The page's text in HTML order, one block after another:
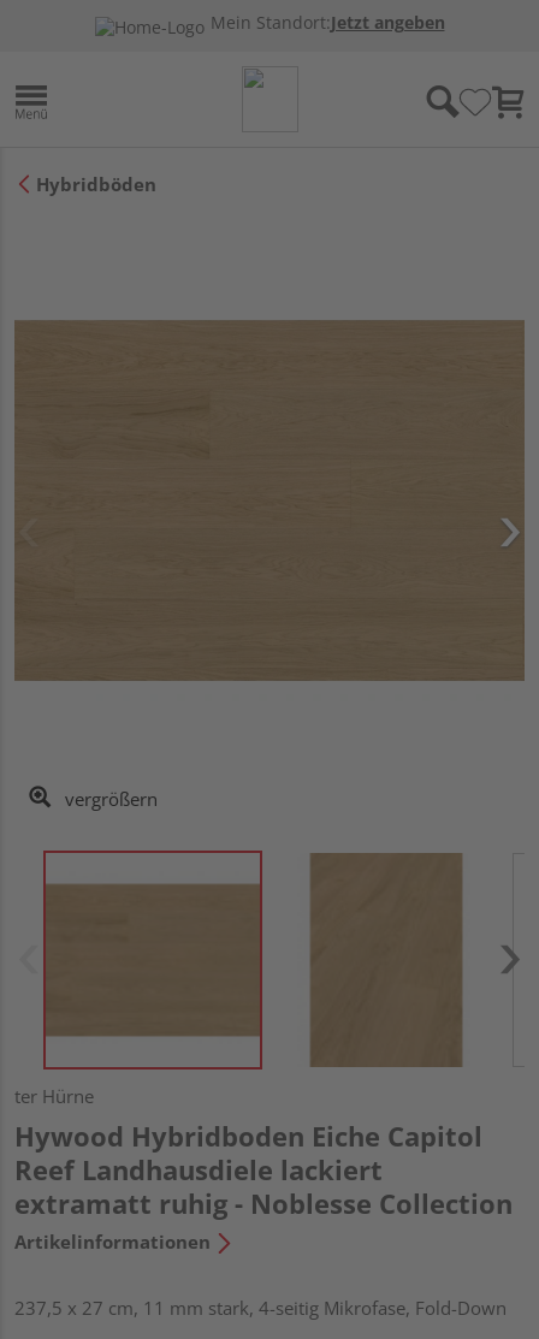
Mein Standort:Jetzt angeben
Hybridböden
vergrößern
ter Hürne
Hywood Hybridboden Eiche Capitol
Reef Landhausdiele lackiert
extramatt ruhig - Noblesse Collection
Artikelinformationen
237,5 x 27 cm, 11 mm stark, 4-seitig Mikrofase, Fold-Down